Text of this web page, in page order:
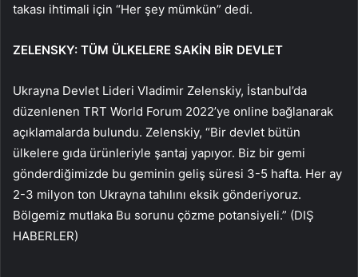
takası ihtimali için “Her şey mümkün” dedi.
ZELENSKY: TÜM ÜLKELERE SAKİN BİR DEVLET
Ukrayna Devlet Lideri Vladimir Zelenskiy, İstanbul’da
düzenlenen TRT World Forum 2022’ye online bağlanarak
açıklamalarda bulundu. Zelenskiy, “Bir devlet bütün
ülkelere gıda ürünleriyle şantaj yapıyor. Biz bir gemi
gönderdiğimizde bu geminin geliş süresi 3-5 hafta. Her ay
2-3 milyon ton Ukrayna tahılını eksik gönderiyoruz.
Bölgemiz mutlaka Bu sorunu çözme potansiyeli.” (DIŞ
HABERLER)